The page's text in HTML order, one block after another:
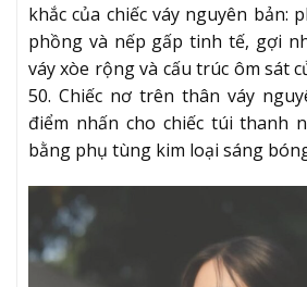
khắc của chiếc váy nguyên bản:
phồng và nếp gấp tinh tế, gợi
váy xòe rộng và cấu trúc ôm sát
50. Chiếc nơ trên thân váy
điểm nhấn cho chiếc túi thanh
bằng phụ tùng kim loại sáng